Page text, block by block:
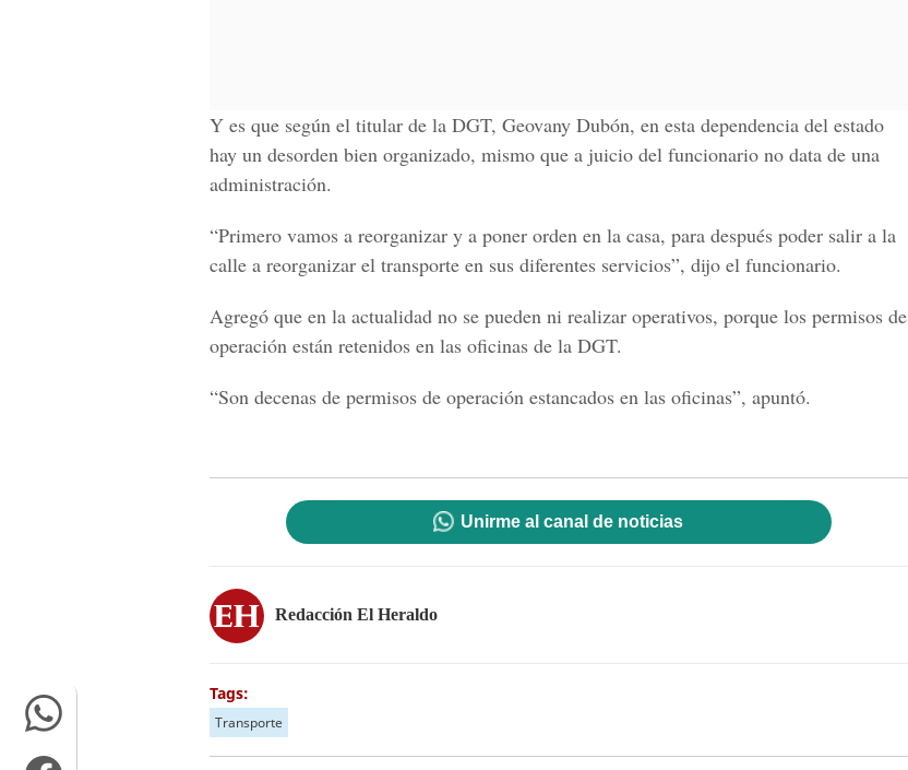
Y es que según el titular de la DGT, Geovany Dubón, en esta dependencia del estado
hay un desorden bien organizado, mismo que a juicio del funcionario no data de una
administración.
“Primero vamos a reorganizar y a poner orden en la casa, para después poder salir a la
calle a reorganizar el transporte en sus diferentes servicios”, dijo el funcionario.
Agregó que en la actualidad no se pueden ni realizar operativos, porque los permisos de
operación están retenidos en las oficinas de la DGT.
“Son decenas de permisos de operación estancados en las oficinas”, apuntó.
Unirme al canal de noticias
Redacción El Heraldo
Tags:
Transporte